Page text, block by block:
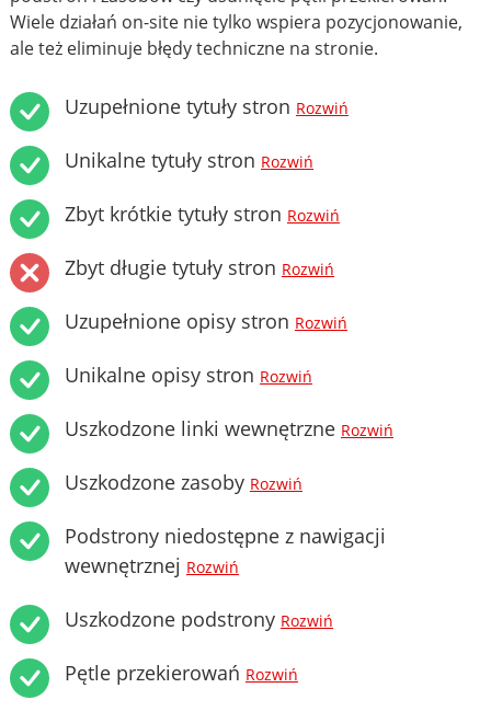
Wiele działań on-site nie tylko wspiera pozycjonowanie,
ale też eliminuje błędy techniczne na stronie.
Uzupełnione tytuły stron Rozwiń
Unikalne tytuły stron Rozwiń
Zbyt krótkie tytuły stron Rozwiń
Zbyt długie tytuły stron Rozwiń
Uzupełnione opisy stron Rozwiń
Unikalne opisy stron Rozwiń
Uszkodzone linki wewnętrzne Rozwiń
Uszkodzone zasoby Rozwiń
Podstrony niedostępne z nawigacji
wewnętrznej Rozwiń
Uszkodzone podstrony Rozwiń
Pętle przekierowań Rozwiń